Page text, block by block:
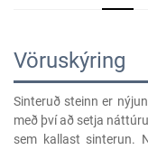
Vöruskýring
Sinteruð steinn er
með því að setja
sem kallast sinterun.